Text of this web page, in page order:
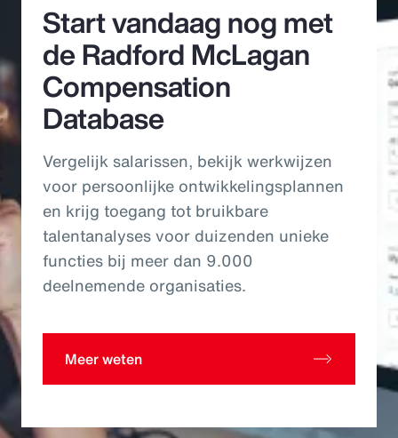
Start vandaag nog met
de Radford McLagan
Compensation
Database
Vergelijk salarissen, bekijk werkwijzen
voor persoonlijke ontwikkelingsplannen
en krijg toegang tot bruikbare
talentanalyses voor duizenden unieke
functies bij meer dan 9.000
deelnemende organisaties.
Meer weten